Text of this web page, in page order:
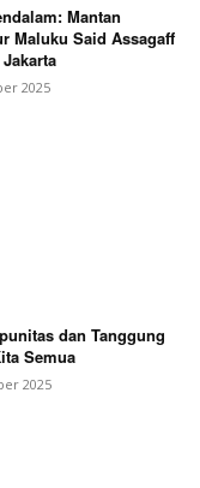
Mantan
Maluku Said Assagaff
2025
dan Tanggung
Semua
2025